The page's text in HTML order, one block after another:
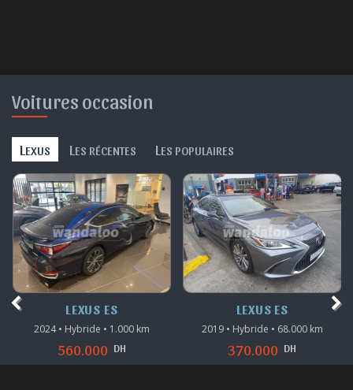
Voitures occasion
LEXUS L ES RÉCENTES L ES POPULAIRES
LEXUS ES
2024 • Hybride • 1.000 km
560.000 DH
LEXUS ES
2019 • Hybride • 68.000 km
370.000 DH